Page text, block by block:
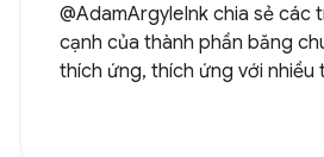
@AdamArgyleInk chia sẻ các
cạnh của thành phần băng
thích ứng, thích ứng với nhiều